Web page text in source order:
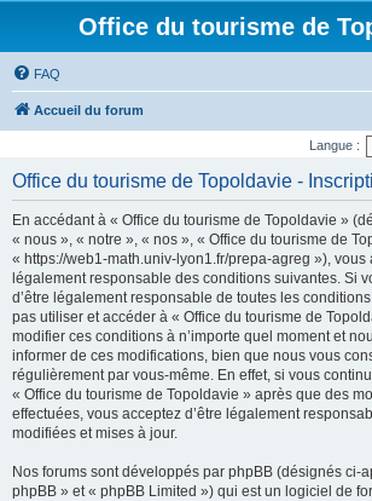
Office du tourisme de
FAQ
Accueil du forum
Langue :
Office du tourisme de Topoldavie -
En accédant à « Office du tourisme de Topoldavie »
« nous », « notre », « nos », « Office du tourisme de
« https://web1-math.univ-lyon1.fr/prepa-agreg »), vous
légalement responsable des conditions suivantes. Si
d’être légalement responsable de toutes les
pas utiliser et accéder à « Office du tourisme de
modifier ces conditions à n’importe quel moment et
informer de ces modifications, bien que nous vous
régulièrement par vous-même. En effet, si vous
« Office du tourisme de Topoldavie » après que des
effectuées, vous acceptez d’être légalement
modifiées et mises à jour.
Nos forums sont développés par phpBB (désignés ci-
phpBB » et « phpBB Limited ») qui est un logiciel de